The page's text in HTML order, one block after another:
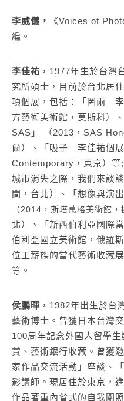
李威儀， 《Voices of
編。
李佳祐 ， 1977年生於台灣
究所碩士，目前於台北居
項個展，包括：「罔兩—
方藝術美術館，莫斯科）、
SAS 」 （2013 ， SAS
爾）、「吸子—李佳祐個
Contemporary ，東京）等;
城市消失之際，我們來談
間，台北）、「想像與演
（2014 ，斯塔萬格美術館
北）、「新西伯利亞國際
伯利亞國立美術館，俄羅
位工薪族的當代藝術收藏
等。
侯鵬暉 ， 1982年出生於台
藝術博士。曾獲日本台灣
100周年記念外國人留學
賞、藝術銀行收藏。曾獲
家作品交流活動」座談、
影講師。現居住於東京，
作品著重內省式的自我關